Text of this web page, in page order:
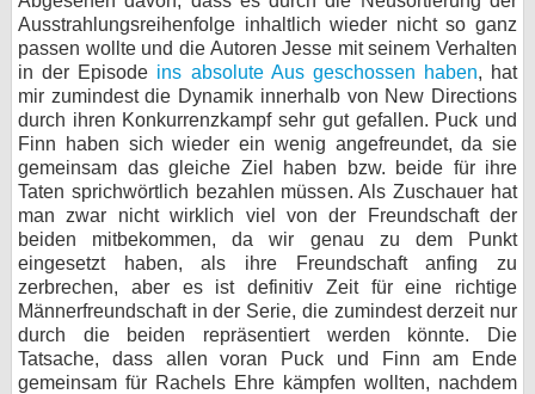
Ausstrahlungsreihenfolge inhaltlich wieder nicht so ganz
passen wollte und die Autoren Jesse mit seinem Verhalten
in der Episode ins absolute Aus geschossen haben, hat
mir zumindest die Dynamik innerhalb von New Directions
durch ihren Konkurrenzkampf sehr gut gefallen. Puck und
Finn haben sich wieder ein wenig angefreundet, da sie
gemeinsam das gleiche Ziel haben bzw. beide für ihre
Taten sprichwörtlich bezahlen müssen. Als Zuschauer hat
man zwar nicht wirklich viel von der Freundschaft der
beiden mitbekommen, da wir genau zu dem Punkt
eingesetzt haben, als ihre Freundschaft anfing zu
zerbrechen, aber es ist definitiv Zeit für eine richtige
Männerfreundschaft in der Serie, die zumindest derzeit nur
durch die beiden repräsentiert werden könnte. Die
Tatsache, dass allen voran Puck und Finn am Ende
gemeinsam für Rachels Ehre kämpfen wollten, nachdem